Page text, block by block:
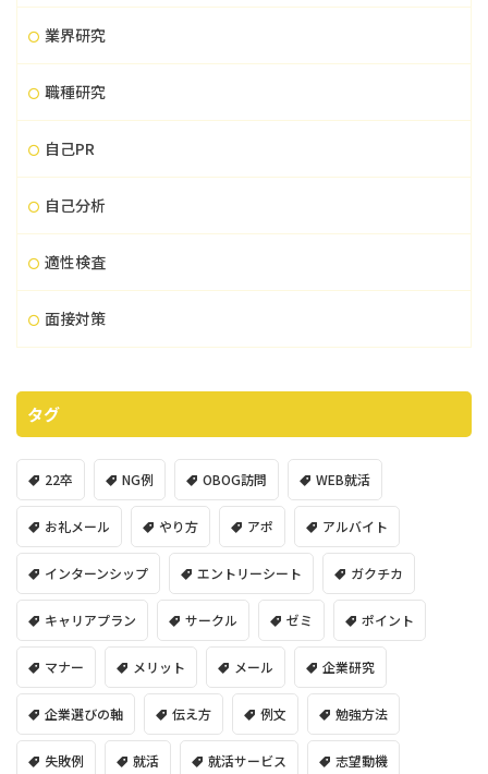
業界研究
職種研究
自己PR
自己分析
適性検査
面接対策
タグ
22卒 NG例 OBOG訪問 WEB就活
お礼メール やり方 アポ アルバイト
インターンシップ エントリーシート ガクチカ
キャリアプラン サークル ゼミ ポイント
マナー メリット メール 企業研究
企業選びの軸 伝え方 例文 勉強方法
失敗例 就活 就活サービス 志望動機